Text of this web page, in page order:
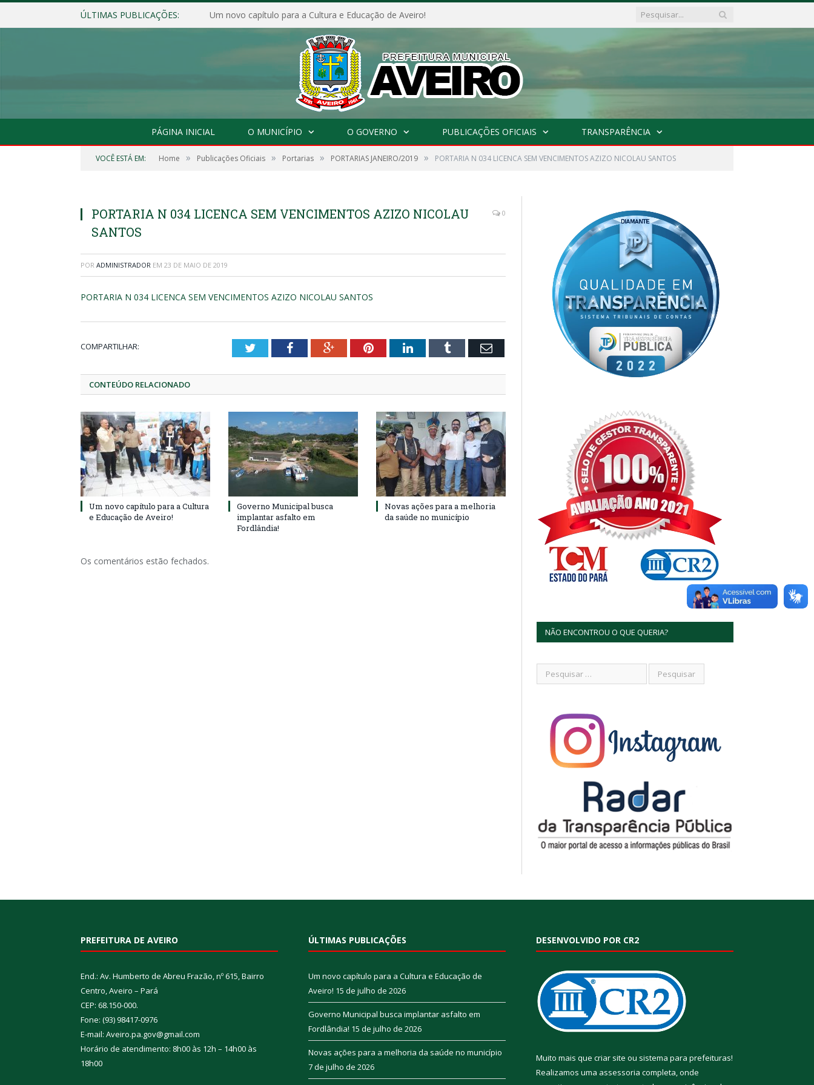
ÚLTIMAS PUBLICAÇÕES: Um novo capítulo para a Cultura e Educação de Aveiro!
PÁGINA INICIAL O MUNICÍPIO O GOVERNO PUBLICAÇÕES OFICIAIS TRANSPARÊNCIA
VOCÊ ESTÁ EM: Home » Publicações Oficiais » Portarias » PORTARIAS JANEIRO/2019 » PORTARIA N 034 LICENCA SEM VENCIMENTOS AZIZO NICOLAU SANTOS
PORTARIA N 034 LICENCA SEM VENCIMENTOS AZIZO NICOLAU
SANTOS
0
POR ADMINISTRADOR EM 23 DE MAIO DE 2019
PORTARIA N 034 LICENCA SEM VENCIMENTOS AZIZO NICOLAU SANTOS
COMPARTILHAR: TwitterFacebookGoogle+PinterestLinkedInTumblr Email
CONTEÚDO RELACIONADO
Um novo capítulo para a Cultura
e Educação de Aveiro!
Governo Municipal busca
implantar asfalto em
Fordlândia!
Novas ações para a melhoria
da saúde no município
Os comentários estão fechados.
NÃO ENCONTROU O QUE QUERIA?
PREFEITURA DE AVEIRO
End.: Av. Humberto de Abreu Frazão, nº 615, Bairro
Centro, Aveiro – Pará
CEP: 68.150-000.
Fone: (93) 98417-0976
E-mail: Aveiro.pa.gov@gmail.com
Horário de atendimento: 8h00 às 12h – 14h00 às
18h00
ÚLTIMAS PUBLICAÇÕES
Um novo capítulo para a Cultura e Educação de
Aveiro! 15 de julho de 2026
Governo Municipal busca implantar asfalto em
Fordlândia! 15 de julho de 2026
Novas ações para a melhoria da saúde no município
7 de julho de 2026
DESENVOLVIDO POR CR2
Muito mais que criar site ou sistema para prefeituras!
Realizamos uma assessoria completa, onde